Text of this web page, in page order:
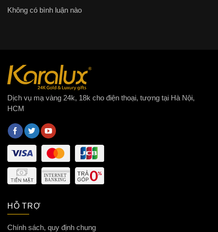
Không có bình luận nào
Dịch vụ mạ vàng 24k, 18k cho điện thoại, tượng tại Hà Nội,
HCM
HỖ TRỢ
Chính sách, quy định chung